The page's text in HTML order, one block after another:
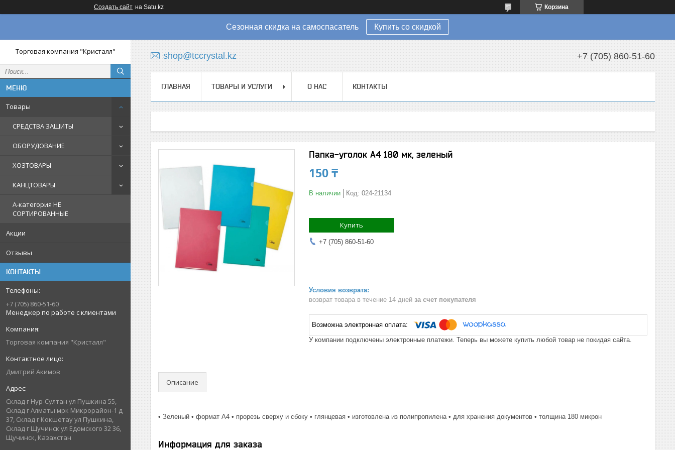
Создать сайт на Satu.kz Корзина
Сезонная скидка на самоспасатель Купить со скидкой
Торговая компания "Кристалл"
Товары
СРЕДСТВА ЗАЩИТЫ
ОБОРУДОВАНИЕ
ХОЗТОВАРЫ
КАНЦТОВАРЫ
A-категория НЕ
СОРТИРОВАННЫЕ
Акции
Отзывы
КОНТАКТЫ
+7 (705) 860-51-60
Менеджер по работе с клиентами
Торговая компания "Кристалл"
Дмитрий Акимов
Склад г Нур-Султан ул Пушкина 55,
Склад г Алматы мрк Микрорайон-1 д
37, Склад г Кокшетау ул Пушкина,
Склад г Щучинск ул Едомского 32 36,
Щучинск, Казахстан
shop@tccrystal.kz +7 (705) 860-51-60
ГЛАВНАЯ ТОВАРЫ И УСЛУГИ О НАС КОНТАКТЫ
Папка-уголок А4 180 мк, зеленый
150 ₸
В наличии Код: 024-21134
Купить
+7 (705) 860-51-60
возврат товара в течение 14 дней за счет покупателя
У компании подключены электронные платежи. Теперь вы можете купить любой товар не покидая сайта.
Описание
• Зеленый • формат А4 • прорезь сверху и сбоку • глянцевая • изготовлена из полипропилена • для хранения документов • толщина 180 микрон
Информация для заказа